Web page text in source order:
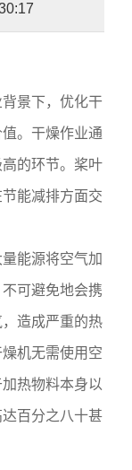
景下，优化干
。干燥作业通
的环节。桨叶
能减排方面交
能源将空气加
可避免地会携
造成严重的热
机无需使用空
热物料本身以
百分之八十甚